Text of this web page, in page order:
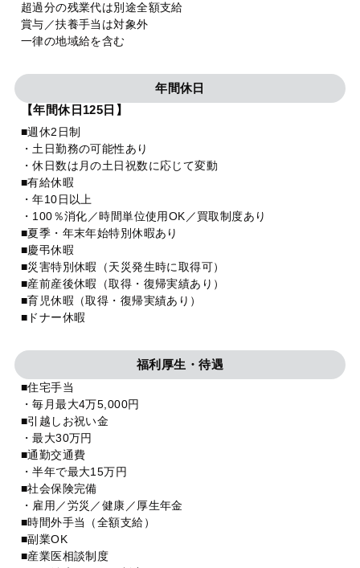
超過分の残業代は別途全額支給
賞与／扶養手当は対象外
一律の地域給を含む
年間休日
【年間休日125日】
■週休2日制
・土日勤務の可能性あり
・休日数は月の土日祝数に応じて変動
■有給休暇
・年10日以上
・100％消化／時間単位使用OK／買取制度あり
■夏季・年末年始特別休暇あり
■慶弔休暇
■災害特別休暇（天災発生時に取得可）
■産前産後休暇（取得・復帰実績あり）
■育児休暇（取得・復帰実績あり）
■ドナー休暇
福利厚生・待遇
■住宅手当
・毎月最大4万5,000円
■引越しお祝い金
・最大30万円
■通勤交通費
・半年で最大15万円
■社会保険完備
・雇用／労災／健康／厚生年金
■時間外手当（全額支給）
■副業OK
■産業医相談制度